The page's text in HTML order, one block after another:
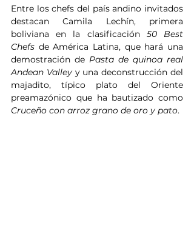
Entre los chefs del país andino invitados
destacan Camila Lechín, primera
boliviana en la clasificación 50 Best
Chefs de América Latina, que hará una
demostración de Pasta de quinoa real
Andean Valley y una deconstrucción del
majadito, típico plato del Oriente
Cruceño con arroz grano de oro y pato.